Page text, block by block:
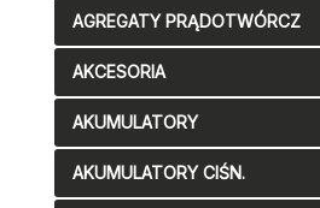
AGREGATY PRĄDOTWÓRCZ
AKCESORIA
AKUMULATORY
AKUMULATORY CIŚN.